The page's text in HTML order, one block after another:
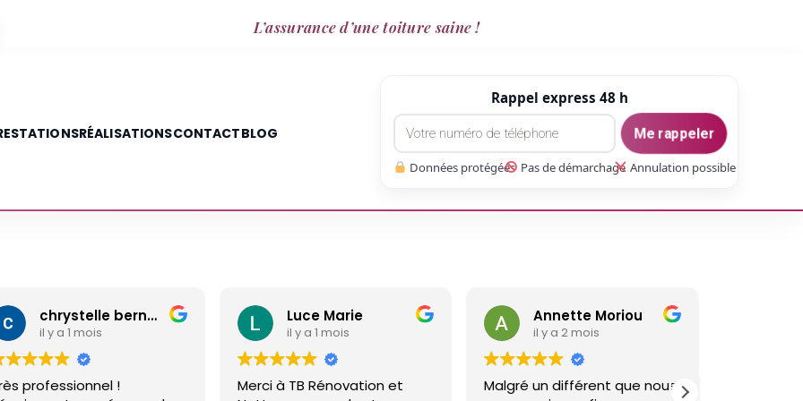
L’assurance d’une toiture saine !
RÉALISATIONSCONTACTBLOG
Rappel express 48 h
Me rappeler
Données protégées Pas de démarchage Annulation possible
chrystelle bernard
!
Luce Marie
il y a 1 mois
Merci à TB Rénovation et
Annette Moriou
il y a 2 mois
Malgré un différent que nous
gaetan Gate
Réalisé un travail sur ma